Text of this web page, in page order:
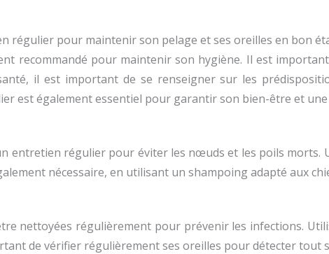
régulier pour maintenir son pelage et ses oreilles en bon
recommandé pour maintenir son hygiène. Il est
il est important de se renseigner sur les
est également essentiel pour garantir son bien-être et
entretien régulier pour éviter les nœuds et les poils
nécessaire, en utilisant un shampoing adapté aux
nettoyées régulièrement pour prévenir les infections.
de vérifier régulièrement ses oreilles pour détecter tout